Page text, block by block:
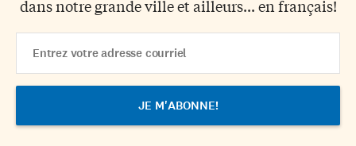
dans notre grande ville et ailleurs... en français!
Address